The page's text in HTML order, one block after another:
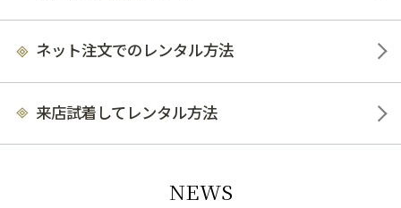
ネット注文でのレンタル方法
来店試着してレンタル方法
NEWS